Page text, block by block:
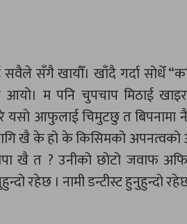
सँगै खायौँ। खाँदै गर्दा सोधेँ
म पनि चुपचाप मिठाई
आफुलाई चिमुटछु त बिपनामा नै
खै के हो के किसिमको
खै त ? उनीको छोटो जवाफ
रहेछ । नामी डन्टीस्ट हुनुहुन्दो